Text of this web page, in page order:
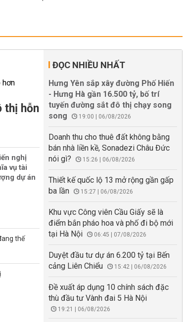
thị hỗn
nghị
vụ tài
dự án
thế
ĐỌC NHIỀU NHẤT
Hưng Yên sắp xây đường Phố Hiến
- Hưng Hà gần 16.500 tỷ, bố trí
tuyến đường sắt đô thị chạy song
song
19:00 | 06/08/2026
Doanh thu cho thuê đất không bằng
bán nhà liền kề, Sonadezi Châu Đức
nói gì?
15:26 | 06/08/2026
Thiết kế quốc lộ 13 mở rộng gần gấp
ba lần
15:27 | 06/08/2026
Khu vực Công viên Cầu Giấy sẽ là
điểm bắn pháo hoa và phố đi bộ mới
tại Hà Nội
06:45 | 07/08/2026
Duyệt đầu tư dự án 6.200 tỷ tại Bến
cảng Liên Chiểu
15:42 | 06/08/2026
Đề xuất áp dụng 10 chính sách đặc
thù đầu tư Vành đai 5 Hà Nội
19:21 | 06/08/2026